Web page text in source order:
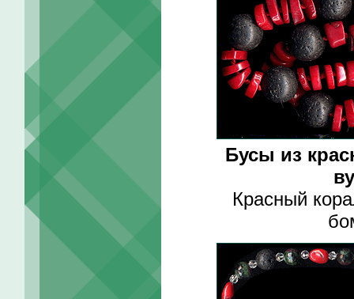
Бусы из
Красный